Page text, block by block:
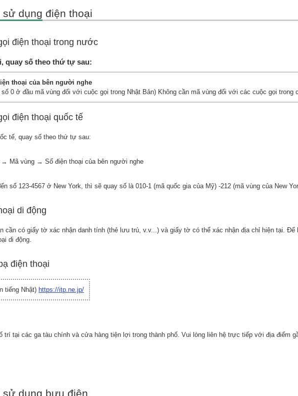
dụng điện thoại
điện thoại trong nước
quay số theo thứ tự sau:
thoại của bên người nghe
0 ở đầu mã vùng đối với cuộc gọi trong Nhật Bản) Không cần mã vùng đối với các cuộc gọi trong
điện thoại quốc tế
tế, quay số theo thứ tự sau:
Mã vùng → Số điện thoại của bên người nghe
số 123-4567 ở New York, thì sẽ quay số là 010-1 (mã quốc gia của Mỹ) -212 (mã vùng của New
di động
cần có giấy tờ xác nhận danh tính (thẻ lưu trú, v.v...) và giấy tờ có thể xác nhận địa chỉ hiện tại. Để
di động.
điện thoại
tiếng Nhật) https://itp.ne.jp/
trí tại các ga tàu chính và cửa hàng tiện lợi trong thành phố. Vui lòng liên hệ trực tiếp với địa điểm
dụng bưu điện